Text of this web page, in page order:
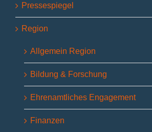
Pressespiegel
Region
Allgemein Region
Bildung & Forschung
Ehrenamtliches Engagement
Finanzen